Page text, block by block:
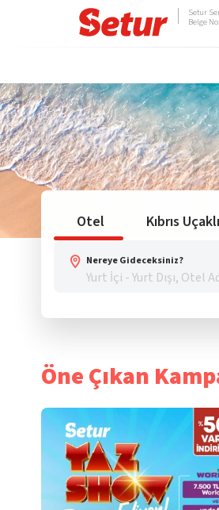
Setur
Belge
Otel Kıbrıs
Nereye Gideceksiniz?
Öne Çıkan